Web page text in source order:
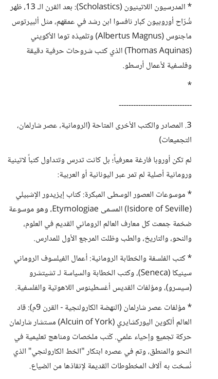
* المدرسيون اللاتينيون (Scholastics): بعد القرن الـ 13، ظهر
شُرّاح أوروبيون كبار نافسوا ابن رشد في عمقهم، مثل ألبيرتوس
ماجنوس (Albertus Magnus) وتلميذه توما الأكويني
(Thomas Aquinas) الذي كتب شروحات حرفية دقيقة
وفلسفية لأعمال أرسطو.
*
------------------------------
3. المصادر والكتب الأخرى المتاحة (الرومانية، عصر شارلمان،
التجميعات)
لم تكن أوروبا فارغة معرفياً؛ بل كانت تدرس وتتداول كتباً لاتينية
ورومانية أصلية لم تمر عبر اليونانية أو العربية:
* موسوعات العصور الوسطى المبكرة: كتاب إيزيدور الإشبيلي
(Isidore of Seville) المسمى Etymologiae، وهو موسوعة
ضخمة جمعت كل معارف العالم الروماني القديم في العلوم،
والنحو، والتاريخ، والطب وظلت المرجع الأول للمدارس.
* كتب الفلسفة والخطابة الرومانية: أعمال الفيلسوف الروماني
سينيكا (Seneca)، وكتب الخطابة والسياسة لـ تشيتشرو
(سيسرو)، ومؤلفات القديس أغسطينوس اللاهوتية والفلسفية.
* مؤلفات عصر شارلمان (النهضة الكارولنجية - القرن 9م): قاد
العالم ألكوين اليوركشايري (Alcuin of York) مستشار شارلمان
حركة تجميع وإحياء علمي. كَتب ملخصات ومناهج تعليمية في
النحو والمنطق، وتم في عصره ابتكار "الخط الكارولنجي" الذي
نُسخت به آلاف المخطوطات القديمة لإنقاذها من الضياع.